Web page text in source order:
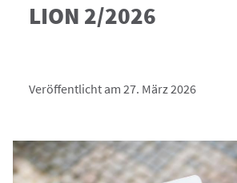
LION 2/2026
Veröffentlicht am 27. März 2026